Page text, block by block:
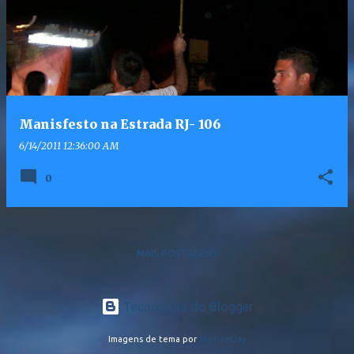
Manisfesto na Estrada RJ- 106
6/14/2011 12:36:00 AM
0
MAIS POSTAGENS
Tecnologia do Blogger
Imagens de tema por MichaelJay